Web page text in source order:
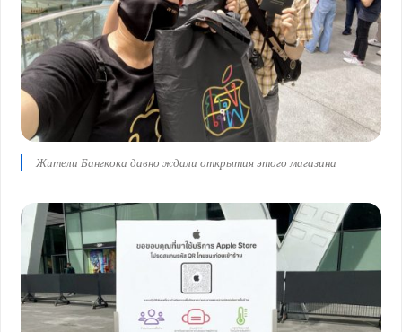
Жители Бангкока давно ждали открытия этого магазина